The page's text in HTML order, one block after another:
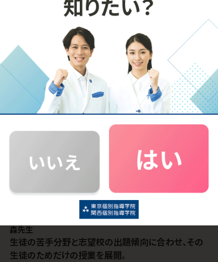
夏に基礎を固めていると成績に反映されないこともあって、
秋から一気に伸びることがあるので、諦めないで自分の目標
を貫くことが大事かなと思います。初志貫徹でいきましょう！
Kさんを支えた先生
森先生
生徒の苦手分野と志望校の出題傾向に合わせ、その
生徒のためだけの授業を展開。